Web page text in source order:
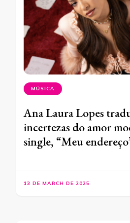
MÚSICA
Ana Laura Lopes
incertezas do amor
single, “Meu
13 DE MARCH DE 2025